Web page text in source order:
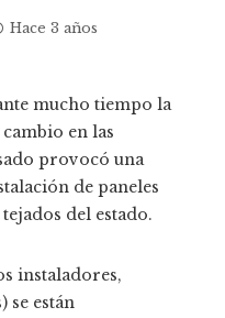
Hace 3 años
mucho tiempo la
en las
provocó una
de paneles
del estado.
instaladores,
se están